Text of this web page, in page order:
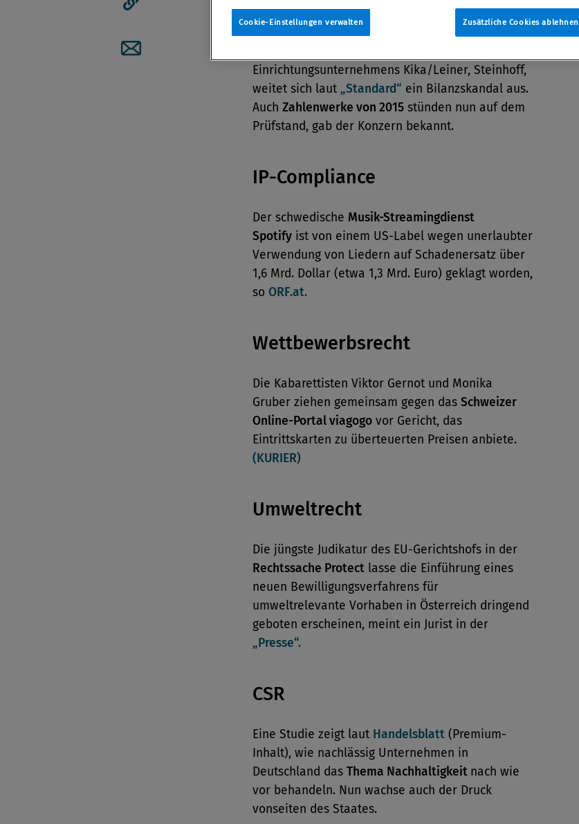
Artikellink kopieren
Artikel per Mail teilen
Corporate Governance
Einrichtungsunternehmens Kika/Leiner, Steinhoff,
weitet sich laut „Standard“ ein Bilanzskandal aus.
Auch Zahlenwerke von 2015 stünden nun auf dem
Prüfstand, gab der Konzern bekannt.
IP-Compliance
Der schwedische Musik-Streamingdienst
Spotify ist von einem US-Label wegen unerlaubter
Verwendung von Liedern auf Schadenersatz über
1,6 Mrd. Dollar (etwa 1,3 Mrd. Euro) geklagt worden,
so ORF.at.
Wettbewerbsrecht
Die Kabarettisten Viktor Gernot und Monika
Gruber ziehen gemeinsam gegen das Schweizer
Online-Portal viagogo vor Gericht, das
Eintrittskarten zu überteuerten Preisen anbiete.
(KURIER)
Umweltrecht
Die jüngste Judikatur des EU-Gerichtshofs in der
Rechtssache Protect lasse die Einführung eines
neuen Bewilligungsverfahrens für
umweltrelevante Vorhaben in Österreich dringend
geboten erscheinen, meint ein Jurist in der
„Presse“.
CSR
Eine Studie zeigt laut Handelsblatt (Premium-
Inhalt), wie nachlässig Unternehmen in
Deutschland das Thema Nachhaltigkeit nach wie
vor behandeln. Nun wachse auch der Druck
vonseiten des Staates.
Zusätzliche Cookies ablehnen
Cookie-Einstellungen verwalten